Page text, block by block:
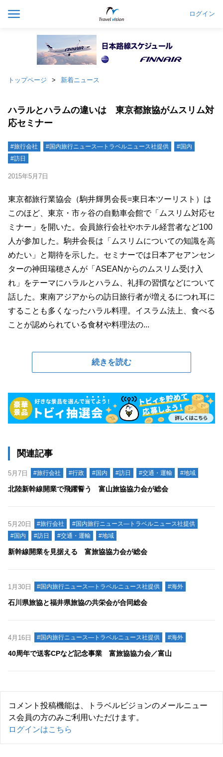
ログイン
トップページ 新着ニュース
ハラルとハラムの違いは 東京都旅協がムスリム対
応セミナー
#旅行会社 #国内旅行ニュース―トラベルニュース社提供
#国内
#訪日
2015年5月7日
東京都旅行業協会（駒井輝男会長=東日本ツーリスト）は
このほど、東京・市ヶ谷の自動車会館で「ムスリム対応セ
ミナー」を開いた。会員旅行会社やホテル経営者など100
人が参加した。駒井会長は「ムスリムについての知識を高
めたい」と期待を示した。セミナーでは日本アセアンセン
ターの神田瑞穂さんが「ASEANからのムスリム受け入
れ」をテーマにハラルとハラム、礼拝の習慣などについて
話した。東南アジアからの訪日旅行者が増えるにつれ耳に
することも多くなったハラル料理。イスラム法上、食べる
ことが認められている食材や料理法の...
続きを読む
関連記事
5月7日 #旅行会社 #行政 #国内 #訪日 #交通・運輸 #地域
北陸新幹線開業で飛躍誓う 富山旅協協力会が総会
5月20日 #旅行会社
#国内旅行ニュース―トラベルニュース社提供
#国内
#訪日 #交通・運輸 #地域
新幹線開業を見据える 富旅協協力会が総会
1月30日 #国内旅行ニュース―トラベルニュース社提供 #海外
石川県旅協と福井県旅協の共栄会が合同総会
4月16日 #国内旅行ニュース―トラベルニュース社提供 #海外
40周年で送客CPなど記念事業 富旅協協力会／富山
コメント投稿機能は、トラベルビジョンのメールニュー
ス会員の方のみご利用いただけます。
ログインはこちら